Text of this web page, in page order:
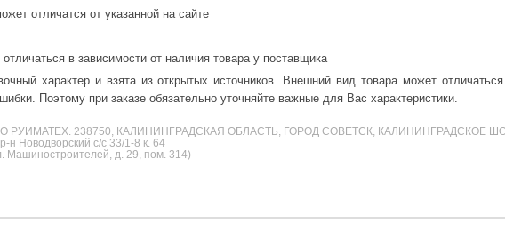
отличатся от указанной на сайте
в зависимости от наличия товара у поставщика
характер и взята из открытых источников. Внешний вид товара может
Поэтому при заказе обязательно уточняйте важные для Вас характеристики.
РУИМАТЕХ. 238750, КАЛИНИНГРАДСКАЯ ОБЛАСТЬ, ГОРОД СОВЕТСК, КАЛИНИНГРАДСКОЕ
Новодворский с/с 33/1-8 к. 64
Машиностроителей, д. 29, пом. 314)